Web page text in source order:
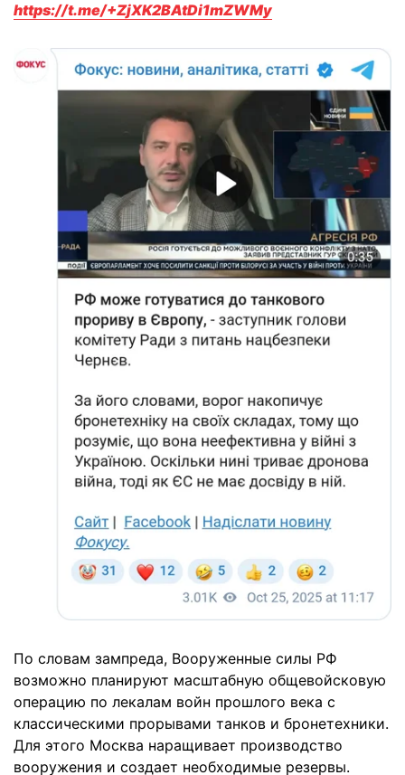
https://t.me/+ZjXK2BAtDi1mZWMy
По словам зампреда, Вооруженные силы РФ
возможно планируют масштабную общевойсковую
операцию по лекалам войн прошлого века с
классическими прорывами танков и бронетехники.
Для этого Москва наращивает производство
вооружения и создает необходимые резервы.